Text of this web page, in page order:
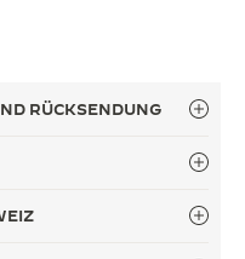
RÜCKSENDUNG